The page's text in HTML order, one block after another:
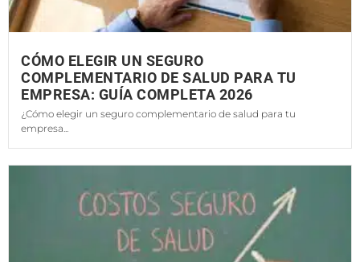
CÓMO ELEGIR UN SEGURO
COMPLEMENTARIO DE SALUD PARA TU
EMPRESA: GUÍA COMPLETA 2026
¿Cómo elegir un seguro complementario de salud para tu
empresa...